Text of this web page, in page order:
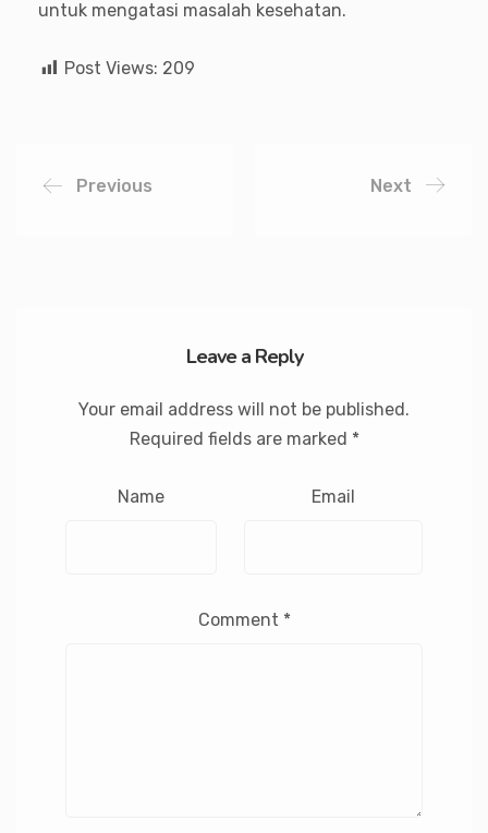
untuk mengatasi masalah kesehatan.
Post Views: 209
Previous Next
Leave a Reply
Your email address will not be published.
Required fields are marked *
Name Email
Comment *